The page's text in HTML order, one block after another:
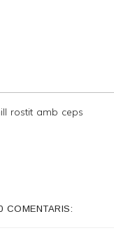
rostit amb ceps
COMENTARIS: